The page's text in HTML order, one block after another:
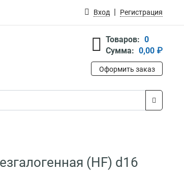
Вход Регистрация
Товаров: 0
Сумма: 0,00 ₽
Оформить заказ
(HF) d16